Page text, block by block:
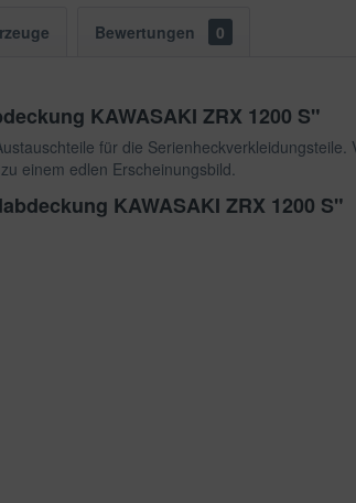
Bewertungen 0
KAWASAKI ZRX 1200 S"
für die
einem edlen Erscheinungsbild.
KAWASAKI ZRX 1200 S"